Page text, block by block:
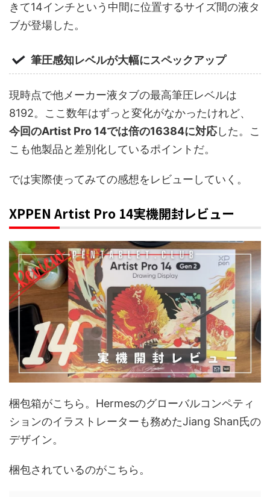
きて14インチという中間に位置するサイズ間の液タ
ブが登場した。
筆圧感知レベルが大幅にスペックアップ
現時点で他メーカー液タブの最高筆圧レベルは
8192。ここ数年はずっと変化がなかったけれど、
今回のArtist Pro 14では倍の16384に対応した。こ
こも他製品と差別化しているポイントだ。
では実際使ってみての感想をレビューしていく。
XPPEN Artist Pro 14実機開封レビュー
梱包箱がこちら。Hermesのグローバルコンペティ
ションのイラストレーターも務めたJiang Shan氏の
デザイン。
梱包されているのがこちら。